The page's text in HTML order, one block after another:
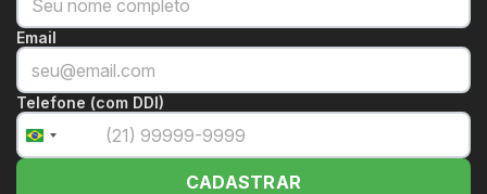
Email
Telefone (com DDI)
Brazil
+55
CADASTRAR